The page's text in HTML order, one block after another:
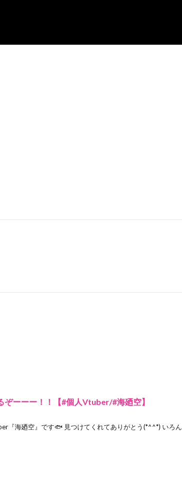
ぞーーー！！【#個人Vtuber/#海廼空】
『海廼空』です🐟 見つけてくれてありがとう(*^^*) いろん